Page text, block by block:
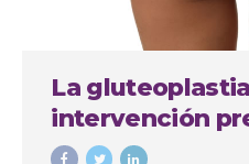
La
intervención
más demandada